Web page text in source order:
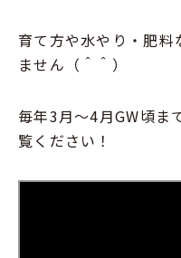
育て方や水やり・肥料
ません（＾＾）
毎年3月～4月GW頃ま
覧ください！